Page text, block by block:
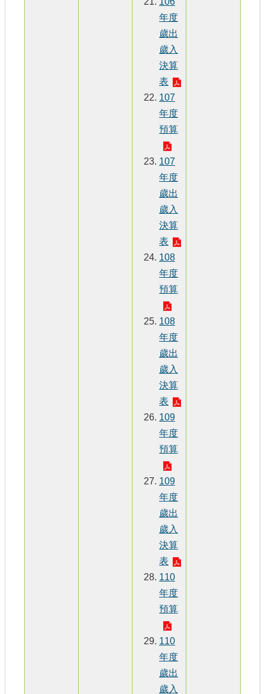
年度
歲出
歲入
決算
表
107
年度
預算
107
年度
歲出
歲入
決算
表
108
年度
預算
108
年度
歲出
歲入
決算
表
109
年度
預算
109
年度
歲出
歲入
決算
表
110
年度
預算
110
年度
歲出
歲入